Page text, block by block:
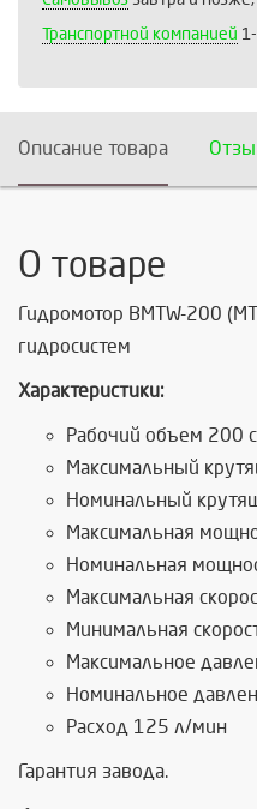
Транспортной компанией
Описание товара
О товаре
Гидромотор BMTW-200
гидросистем
Характеристики:
Рабочий объем 200
Максимальный
Номинальный
Максимальная
Номинальная
Максимальная
Минимальная
Максимальное
Номинальное
Расход 125 л/мин
Гарантия завода.